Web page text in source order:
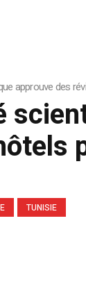
approuve des
TUNISIE